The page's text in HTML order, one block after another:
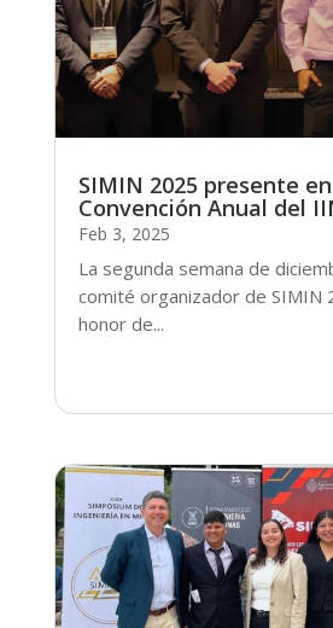
SIMIN 2025 presente
Convención Anual del
Feb 3, 2025
La segunda semana de
comité organizador de SIMIN
honor de...